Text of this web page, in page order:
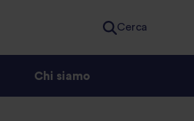
Cerca
Chi siamo